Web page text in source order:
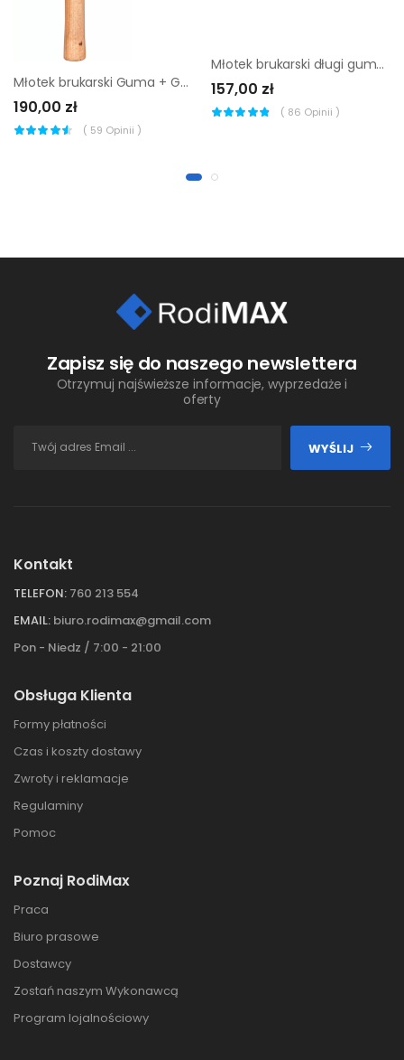
Młotek brukarski Guma + Guma Mimal MBM05
190,00 zł
( 59 Opinii )
Młotek brukarski długi gumowy Jazon MGD
157,00 zł
( 86 Opinii )
Zapisz się do naszego newslettera
Otrzymuj najświeższe informacje, wyprzedaże i
oferty
WYŚLIJ
Kontakt
TELEFON: 760 213 554
EMAIL: biuro.rodimax@gmail.com
Pon - Niedz / 7:00 - 21:00
Obsługa Klienta
Formy płatności
Czas i koszty dostawy
Zwroty i reklamacje
Regulaminy
Pomoc
Poznaj RodiMax
Praca
Biuro prasowe
Dostawcy
Zostań naszym Wykonawcą
Program lojalnościowy